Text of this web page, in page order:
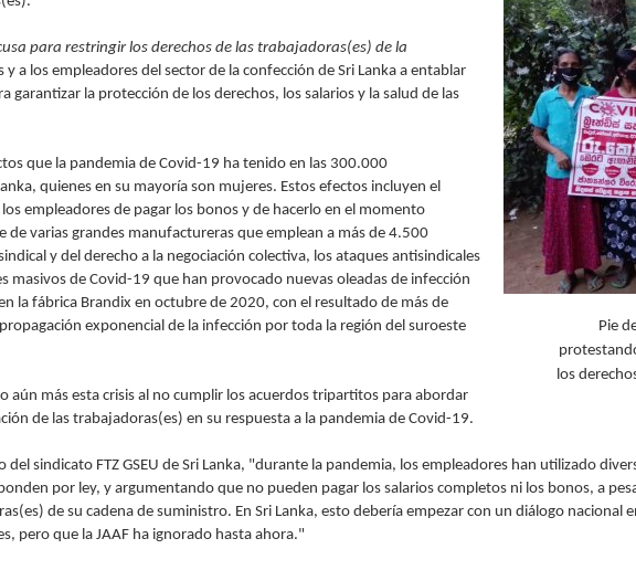
Pie
los
para restringir los derechos de las trabajadoras(es) de la
y a los empleadores del sector de la confección de Sri Lanka a entablar
garantizar la protección de los derechos, los salarios y la salud de las
que la pandemia de Covid-19 ha tenido en las 300.000
quienes en su mayoría son mujeres. Estos efectos incluyen el
empleadores de pagar los bonos y de hacerlo en el momento
varias grandes manufactureras que emplean a más de 4.500
y del derecho a la negociación colectiva, los ataques antisindicales
masivos de Covid-19 que han provocado nuevas oleadas de infección
la fábrica Brandix en octubre de 2020, con el resultado de más de
exponencial de la infección por toda la región del suroeste
aún más esta crisis al no cumplir los acuerdos tripartitos para abordar
de las trabajadoras(es) en su respuesta a la pandemia de Covid-19.
sindicato FTZ GSEU de Sri Lanka, "durante la pandemia, los empleadores han utilizado
por ley, y argumentando que no pueden pagar los salarios completos ni los bonos, a
de su cadena de suministro. En Sri Lanka, esto debería empezar con un diálogo nacional
pero que la JAAF ha ignorado hasta ahora."